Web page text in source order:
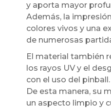
y aporta mayor
Además, la
colores vivos y una
de numerosas
El material también
los rayos UV y el
con el uso del pinball.
De esta manera, su
un aspecto limpio y